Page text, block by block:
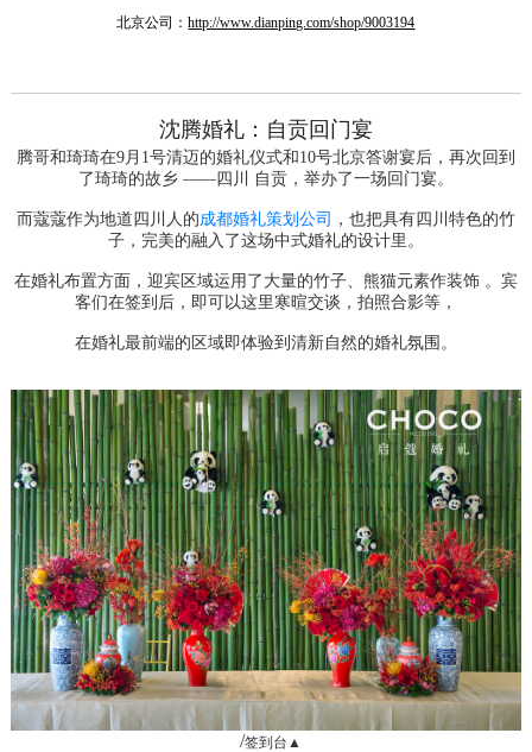
北京公司：http://www.dianping.com/shop/9003194
沈腾婚礼：自贡回门宴
腾哥和琦琦在9月1号清迈的婚礼仪式和10号北京答谢宴后，再次回到
了琦琦的故乡 ——四川 自贡，举办了一场回门宴。
而蔻蔻作为地道四川人的成都婚礼策划公司
，也把具有四川特色的竹
子，完美的融入了这场中式婚礼的设计里。
在婚礼布置方面，迎宾区域运用了大量的竹子、熊猫元素作装饰 。宾
客们在签到后，即可以这里寒暄交谈，拍照合影等，
在婚礼最前端的区域即体验到清新自然的婚礼氛围。
/签到台▲